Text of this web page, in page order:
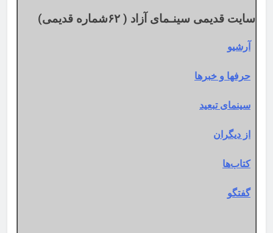
سایت قدیمی سینـمای آزاد ( ۶۲شماره قدیمی)
آرشیو
حرفها و خبرها
سینمای تبعید
از دیگران
کتاب‌ها
گفتگو